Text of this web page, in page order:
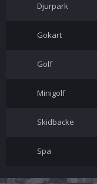
Djurpark
Gokart
Golf
Minigolf
Skidbacke
Spa